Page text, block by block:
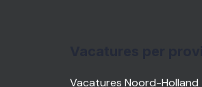
Vacatures Noord-Holland